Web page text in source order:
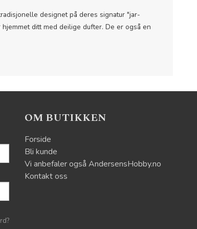
designet på deres signatur "jar-
ditt med deilige dufter. De er også en
OM BUTIKKEN
Forside
Bli kunde
Vi anbefaler også AndersensHobby.no
Kontakt oss